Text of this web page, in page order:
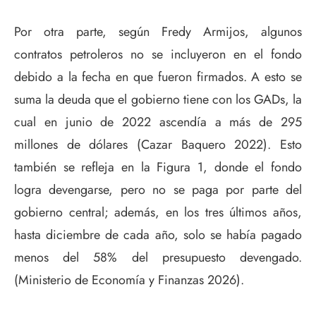
Por otra parte, según Fredy Armijos, algunos
contratos petroleros no se incluyeron en el fondo
debido a la fecha en que fueron firmados. A esto se
suma la deuda que el gobierno tiene con los GADs, la
cual en junio de 2022 ascendía a más de 295
millones de dólares (Cazar Baquero 2022). Esto
también se refleja en la Figura 1, donde el fondo
logra devengarse, pero no se paga por parte del
gobierno central; además, en los tres últimos años,
hasta diciembre de cada año, solo se había pagado
menos del 58% del presupuesto devengado.
(Ministerio de Economía y Finanzas 2026).